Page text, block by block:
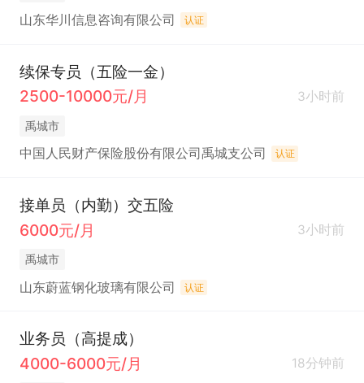
山东华川信息咨询有限公司 认证
续保专员（五险一金）
2500-10000元/月
3小时前
禹城市
中国人民财产保险股份有限公司禹城支公司 认证
接单员（内勤）交五险
6000元/月
3小时前
禹城市
山东蔚蓝钢化玻璃有限公司 认证
业务员（高提成）
4000-6000元/月
18分钟前